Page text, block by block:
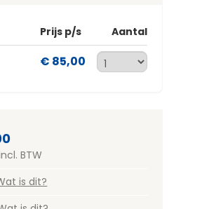
Prijs p/s Aantal
€ 85,00
BTW
is dit?